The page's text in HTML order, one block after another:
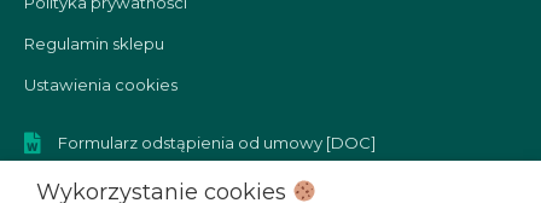
Regulamin sklepu
Ustawienia cookies
Formularz odstąpienia od umowy [DOC]
Formularz reklamacyjny [DOC]
Wykorzystanie cookies